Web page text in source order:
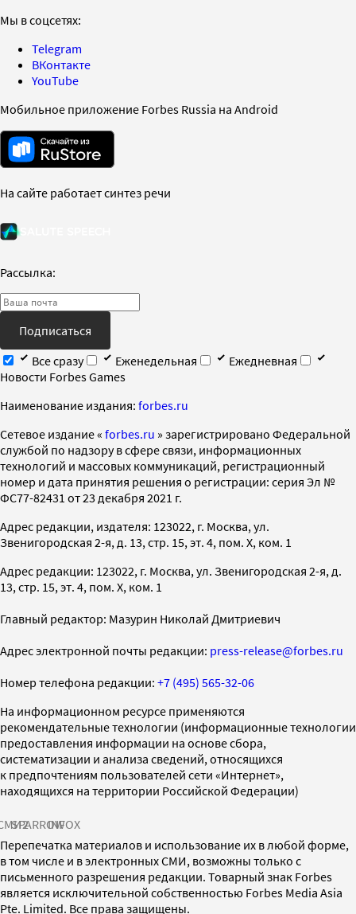
Мы в соцсетях:
Telegram
ВКонтакте
YouTube
Мобильное приложение Forbes Russia на Android
На сайте работает синтез речи
Рассылка:
Подписаться
Все сразу
Еженедельная
Ежедневная
Новости Forbes Games
Наименование издания: forbes.ru
Cетевое издание « forbes.ru » зарегистрировано Федеральной
службой по надзору в сфере связи, информационных
технологий и массовых коммуникаций, регистрационный
номер и дата принятия решения о регистрации: серия Эл №
ФС77-82431 от 23 декабря 2021 г.
Адрес редакции, издателя: 123022, г. Москва, ул.
Звенигородская 2-я, д. 13, стр. 15, эт. 4, пом. X, ком. 1
Адрес редакции: 123022, г. Москва, ул. Звенигородская 2-я, д.
13, стр. 15, эт. 4, пом. X, ком. 1
Главный редактор: Мазурин Николай Дмитриевич
Адрес электронной почты редакции: press-release@forbes.ru
Номер телефона редакции: +7 (495) 565-32-06
На информационном ресурсе применяются
рекомендательные технологии (информационные технологии
предоставления информации на основе сбора,
систематизации и анализа сведений, относящихся
к предпочтениям пользователей сети «Интернет»,
находящихся на территории Российской Федерации)
SPARROWINFOX
Перепечатка материалов и использование их в любой форме,
в том числе и в электронных СМИ, возможны только с
письменного разрешения редакции. Товарный знак Forbes
является исключительной собственностью Forbes Media Asia
Pte. Limited. Все права защищены.